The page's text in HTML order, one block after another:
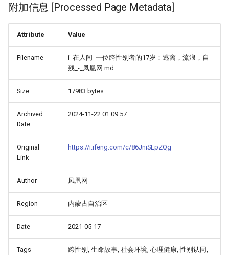
附加信息 [Processed Page Metadata]
Attribute Value
Filename
i_在人间_一位跨性别者的17岁：逃离，流浪，自
残_-_凤凰网.md
Size 17983 bytes
Archived
Date
2024-11-22 01:09:57
Original
Link
https://i.ifeng.com/c/86JniSEpZQg
Author 凤凰网
Region 内蒙古自治区
Date 2021-05-17
Tags
跨性别, 生命故事, 社会环境, 心理健康, 性别认同,